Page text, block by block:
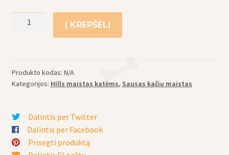
produkto
maistas
suaugusioms
Plan
Adult
Salmon&Carot
Į KREPŠELĮ
Produkto kodas: N/A
Kategorijos: Hills maistas katėms, Sausas kačių maistas
Dalintis per Twitter
Dalintis per Facebook
Prisegti produktą